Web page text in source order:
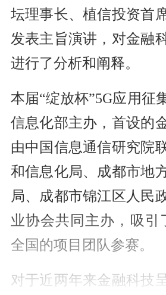
坛理事长、植信投资首
发表主旨演讲，对金融
进行了分析和阐释。
本届“绽放杯”5G应用征
信息化部主办，首设的
由中国信息通信研究院
和信息化局、成都市地
局、成都市锦江区人民
业协会共同主办，吸引
全国的项目团队参赛。
对于近两年来金融科技